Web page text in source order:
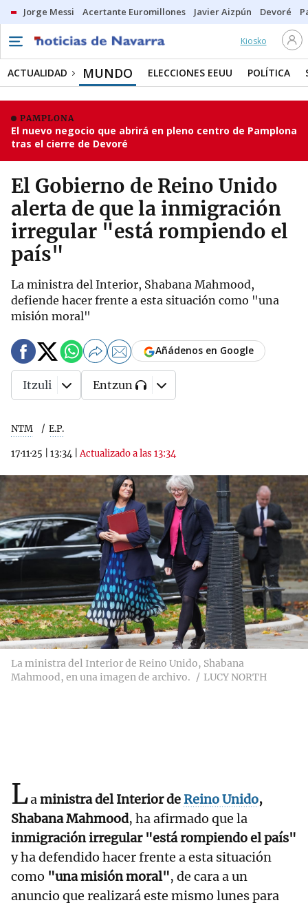
Jorge Messi Acertante Euromillones Javier Aizpún Devoré
Kiosko
ACTUALIDAD MUNDO ELECCIONES EEUU POLÍTICA
PAMPLONA
El nuevo negocio que abrirá en pleno centro de Pamplona
tras el cierre de Devoré
El Gobierno de Reino Unido
alerta de que la inmigración
irregular "está rompiendo el
país"
La ministra del Interior, Shabana Mahmood,
defiende hacer frente a esta situación como "una
misión moral"
NTM E.P.
17·11·25 13:34 |Actualizado a las 13:34
Añádenos en Google
Itzuli Entzun
La ministra del Interior de Reino Unido, Shabana
Mahmood, en una imagen de archivo.
LUCY NORTH
Laministra del Interior deReino Unido,
Shabana Mahmood, ha afirmado que la
inmigración irregular "está rompiendo el país"
y ha defendido hacer frente a esta situación
como "una misión moral", de cara a un
anuncio que realizará este mismo lunes para